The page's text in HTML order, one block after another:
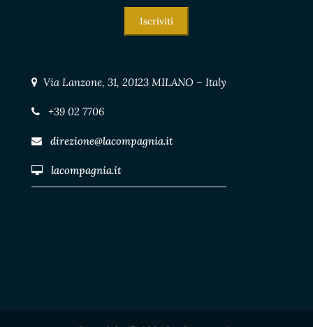
Iscriviti
Via Lanzone, 31, 20123 MILANO – Italy
+39 02 7706
direzione@lacompagnia.it
lacompagnia.it